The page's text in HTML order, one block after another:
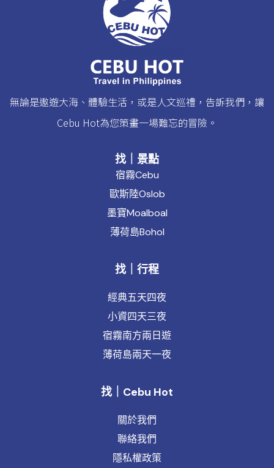
無論是遨遊大海、體驗生活，或是人文巡禮，告訴我們，讓
Cebu Hot為您策畫一場難忘的冒險。
找｜景點
宿霧Cebu
歐斯陸Oslob
墨寶Moalboal
薄荷島Bohol
找｜行程
經典五天四夜
小資四天三夜
宿霧南方兩日遊
薄荷島兩天一夜
找｜Cebu Hot
關於我們
聯絡我們
隱私權政策